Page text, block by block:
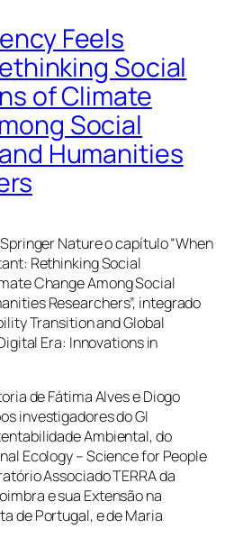
Feels
Social
of Climate
Social
Humanities
Nature o capítulo “When
Rethinking Social
Change Among Social
Researchers”, integrado
Transition and Global
Era: Innovations in
de Fátima Alves e Diogo
investigadores do GI
Ambiental, do
Ecology – Science for People
Associado TERRA da
e sua Extensão na
de Portugal, e de Maria